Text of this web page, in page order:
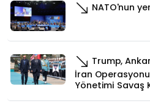
NATO'nun
Trump,
İran
Yönetimi Savaş